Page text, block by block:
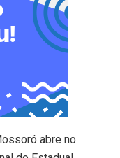
abre no